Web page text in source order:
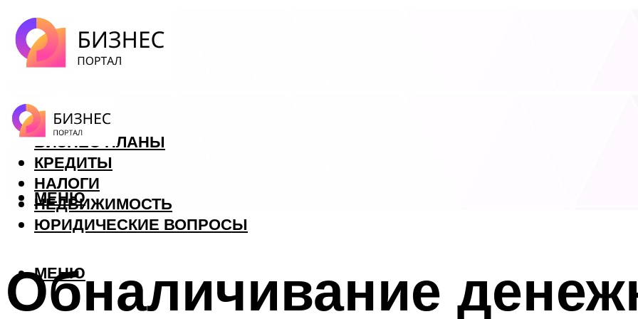
ФОРЕКС
БИЗНЕС ПЛАНЫ
КРЕДИТЫ
НАЛОГИ
НЕДВИЖИМОСТЬ
ЮРИДИЧЕСКИЕ ВОПРОСЫ
МЕНЮ
МЕНЮ
Обналичивание